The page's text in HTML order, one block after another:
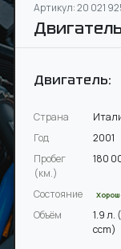
Артикул: 20 021
Двигатель:
Страна
Год
2001
Пробег
(км.)
180
Состояние
Объём
1.9 л.
ccm)